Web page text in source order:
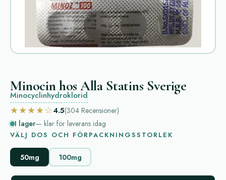
Minocin hos Alla Statins Sverige
Minocyclinhydroklorid
★★★★☆4.5(304 Recensioner)
I lager— klar för leverans idag
VÄLJ DOS OCH FÖRPACKNINGSSTORLEK
50mg 100mg